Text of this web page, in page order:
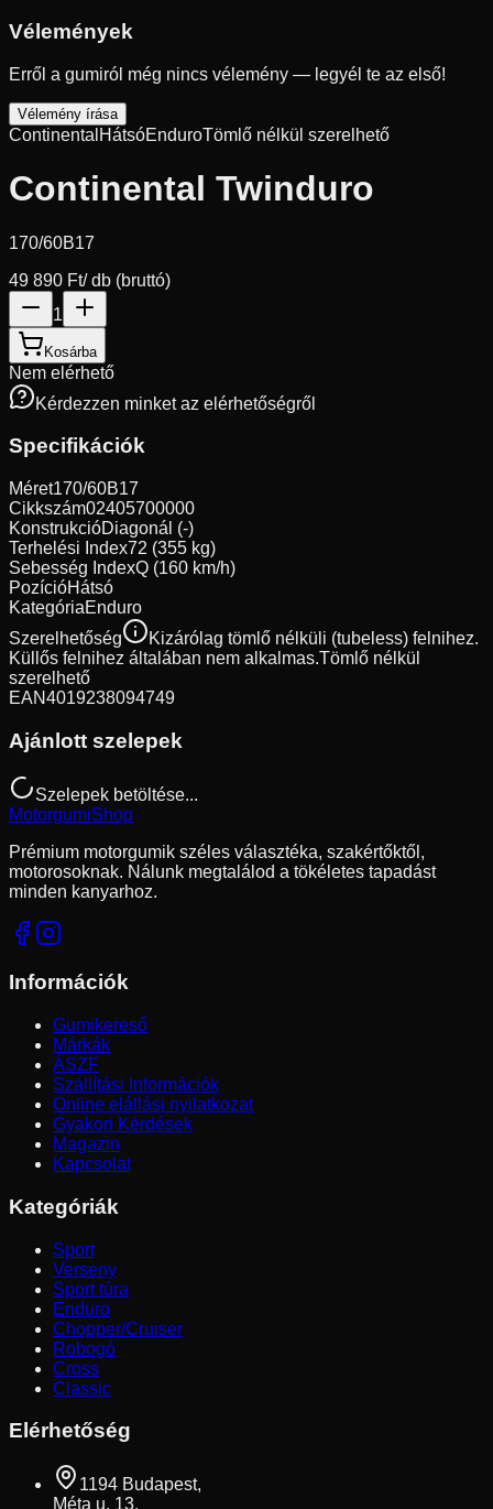
Vélemények
Erről a gumiról még nincs vélemény — legyél te az első!
Vélemény írása
Continental HátsóEnduroTömlő nélkül szerelhető
Continental Twinduro
170/60B17
49 890 Ft/ db (bruttó)
1
Kosárba
Nem elérhető
Kérdezzen minket az elérhetőségről
Specifikációk
Méret170/60B17
Cikkszám02405700000
KonstrukcióDiagonál (-)
Terhelési Index72 (355 kg)
Sebesség IndexQ (160 km/h)
PozícióHátsó
KategóriaEnduro
Szerelhetőség
Kizárólag tömlő nélküli (tubeless) felnihez.
Küllős felnihez általában nem alkalmas.Tömlő nélkül
szerelhető
EAN4019238094749
Ajánlott szelepek
Szelepek betöltése...
MotorgumiShop
Prémium motorgumik széles választéka, szakértőktől,
motorosoknak. Nálunk megtalálod a tökéletes tapadást
minden kanyarhoz.
Információk
Gumikereső
Márkák
ÁSZF
Szállítási Információk
Online elállási nyilatkozat
Gyakori Kérdések
Magazin
Kapcsolat
Kategóriák
Sport
Verseny
Sport túra
Enduro
Chopper/Cruiser
Robogó
Cross
Classic
Elérhetőség
1194 Budapest,
Méta u. 13.